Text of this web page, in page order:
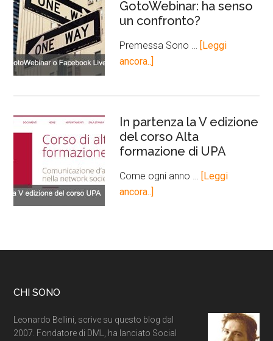
GotoWebinar: ha senso
un confronto?
Premessa Sono …
[Leggi
ancora..]
In partenza la V edizione
del corso Alta
formazione di UPA
Come ogni anno …
[Leggi
ancora..]
CHI SONO
Leonardo Bellini, scrive su questo blog dal
2007. Fondatore di DML, ha lanciato Social